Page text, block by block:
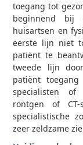
toegang tot
beginnend bij
huisartsen en
eerste lijn niet
patiënt te
tweede lijn
patiënt
specialisten of
röntgen of
specialistische
zeer zeldzame